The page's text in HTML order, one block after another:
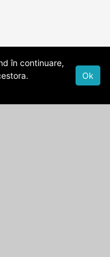
în continuare,
Ok